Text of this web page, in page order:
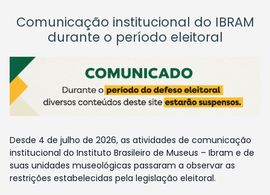
Comunicação institucional do IBRAM
durante o período eleitoral
Desde 4 de julho de 2026, as atividades de comunicação
institucional do Instituto Brasileiro de Museus – Ibram e de
suas unidades museológicas passaram a observar as
restrições estabelecidas pela legislação eleitoral.